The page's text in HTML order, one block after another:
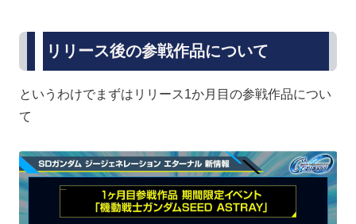
リリース後の参戦作品について
というわけでまずはリリース1か月目の参戦作品につい
て